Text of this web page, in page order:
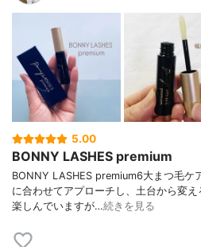
5.00
BONNY LASHES premium
BONNY LASHES premium6大まつ毛ケ
に合わせてアプローチし、土台から変
楽しんでいますが…続きを見る